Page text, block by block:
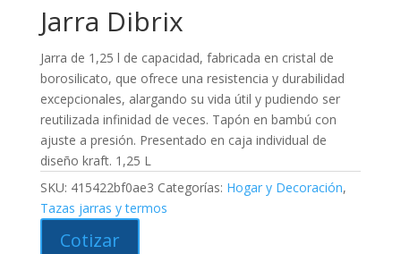
Jarra Dibrix
Jarra de 1,25 l de capacidad, fabricada en cristal de
borosilicato, que ofrece una resistencia y durabilidad
excepcionales, alargando su vida útil y pudiendo ser
reutilizada infinidad de veces. Tapón en bambú con
ajuste a presión. Presentado en caja individual de
diseño kraft. 1,25 L
SKU: 415422bf0ae3 Categorías: Hogar y Decoración,
Tazas jarras y termos
Cotizar